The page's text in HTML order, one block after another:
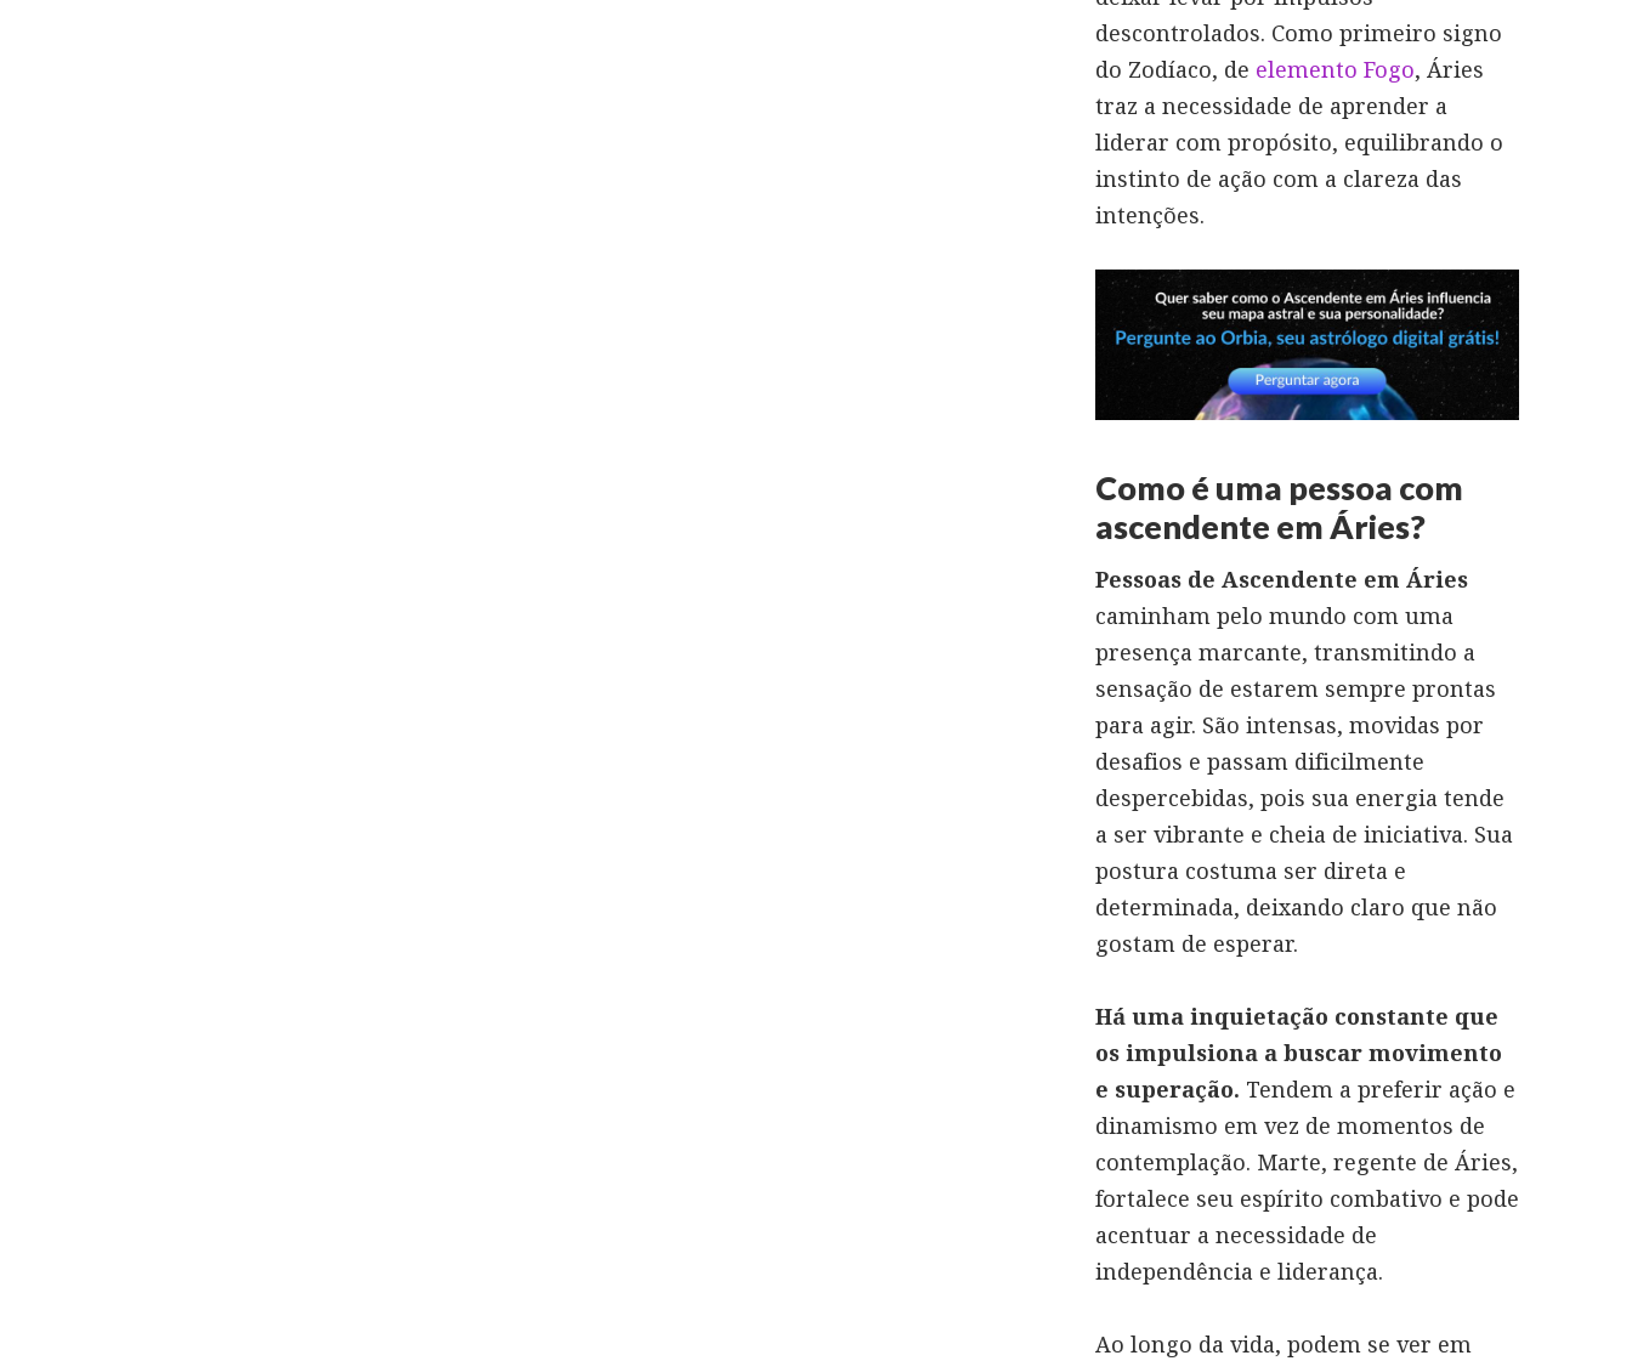
descontrolados. Como primeiro signo
do Zodíaco, de elemento Fogo, Áries
traz a necessidade de aprender a
liderar com propósito, equilibrando o
instinto de ação com a clareza das
intenções.
Como é uma pessoa com
ascendente em Áries?
Pessoas de Ascendente em Áries
caminham pelo mundo com uma
presença marcante, transmitindo a
sensação de estarem sempre prontas
para agir. São intensas, movidas por
desafios e passam dificilmente
despercebidas, pois sua energia tende
a ser vibrante e cheia de iniciativa. Sua
postura costuma ser direta e
determinada, deixando claro que não
gostam de esperar.
Há uma inquietação constante que
os impulsiona a buscar movimento
e superação. Tendem a preferir ação e
dinamismo em vez de momentos de
contemplação. Marte, regente de Áries,
fortalece seu espírito combativo e pode
acentuar a necessidade de
independência e liderança.
Ao longo da vida, podem se ver em